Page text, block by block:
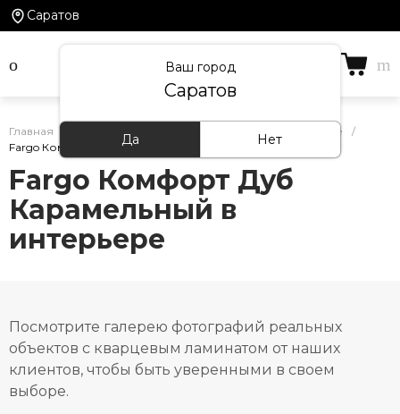
Саратов
Ваш город
Саратов
Да Нет
Главная Кварцевый ламинат Fargo — фото в интерьере
/
Fargo Комфорт Дуб Карамельный в интерьере
Fargo Комфорт Дуб
Карамельный в
интерьере
Посмотрите галерею фотографий реальных
объектов с кварцевым ламинатом от наших
клиентов, чтобы быть уверенными в своем
выборе.